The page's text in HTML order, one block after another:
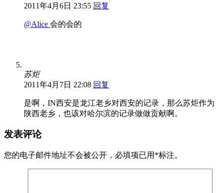
2011年4月6日 23:55 回复
@Alice 会的会的
苏炬
2011年4月7日 22:08 回复
是啊，IN西安是龙江老乡对西安的记录，那么苏炬作为
陕西老乡，也该对哈尔滨的记录做做贡献啊。
发表评论
您的电子邮件地址不会被公开， 必填项已用 *标注。